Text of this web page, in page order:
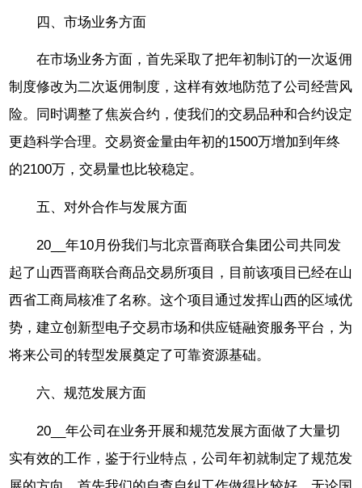
四、市场业务方面
在市场业务方面，首先采取了把年初制订的一次返佣
制度修改为二次返佣制度，这样有效地防范了公司经营风
险。同时调整了焦炭合约，使我们的交易品种和合约设定
更趋科学合理。交易资金量由年初的1500万增加到年终
的2100万，交易量也比较稳定。
五、对外合作与发展方面
20__年10月份我们与北京晋商联合集团公司共同发
起了山西晋商联合商品交易所项目，目前该项目已经在山
西省工商局核准了名称。这个项目通过发挥山西的区域优
势，建立创新型电子交易市场和供应链融资服务平台，为
将来公司的转型发展奠定了可靠资源基础。
六、规范发展方面
20__年公司在业务开展和规范发展方面做了大量切
实有效的工作，鉴于行业特点，公司年初就制定了规范发